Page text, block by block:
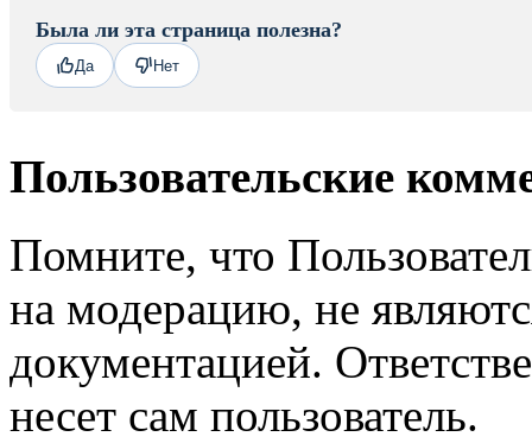
Была ли эта страница полезна?
Да Нет
Пользовательские
Помните, что
на модерацию, не
документацией.
несет сам пользователь.